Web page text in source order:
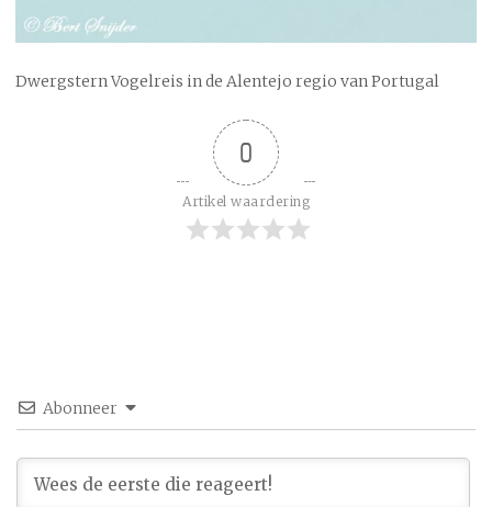
Dwergstern Vogelreis in de Alentejo regio van Portugal
0
Artikel waardering
Abonneer